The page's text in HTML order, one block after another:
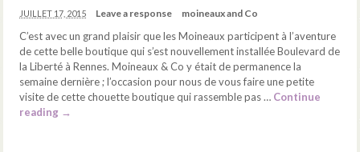
JUILLET 17, 2015 Leave a response moineaux and Co
C’est avec un grand plaisir que les Moineaux participent à l’aventure
de cette belle boutique qui s’est nouvellement installée Boulevard de
la Liberté à Rennes. Moineaux & Co y était de permanence la
semaine dernière ; l’occasion pour nous de vous faire une petite
visite de cette chouette boutique qui rassemble pas … Continue
reading →